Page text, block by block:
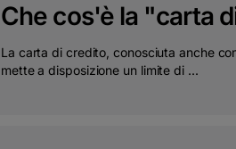
Che cos'è la "carta
La carta di credito, conosciuta anche
mette a disposizione un limite di ...